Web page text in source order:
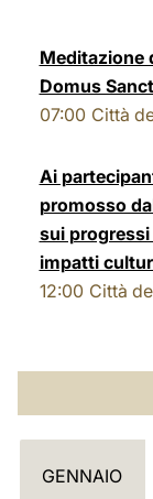
Meditazione
Domus
07:00 Città
Ai
promosso
sui
impatti
12:00 Città
C
GENNAIO